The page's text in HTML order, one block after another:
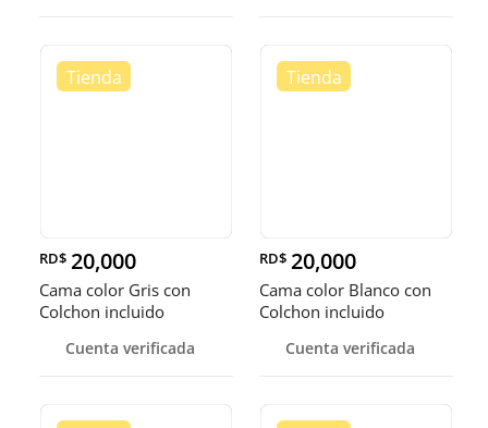
RD$ 20,000
Cama color Gris con
Colchon incluido
Cuenta verificada
RD$ 20,000
Cama color Blanco con
Colchon incluido
Cuenta verificada